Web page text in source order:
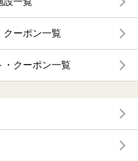
クーポン一覧
・クーポン一覧